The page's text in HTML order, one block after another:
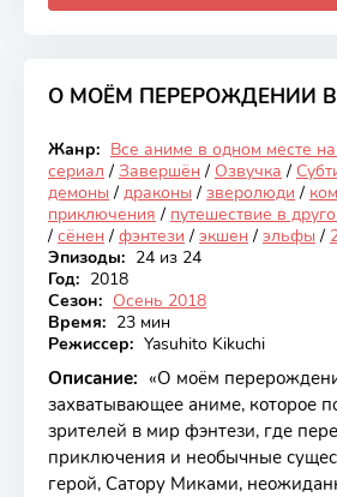
О МОЁМ ПЕРЕРОЖДЕНИИ
Закончен
8.13
Жанр: Все аниме в одном месте
сериал / Завершён / Озвучка /
демоны / драконы / зверолюди /
приключения / путешествие в
/ сёнен / фэнтези / экшен / эльфы /
Эпизоды: 24 из 24
Год: 2018
Сезон: Осень 2018
Время: 23 мин
Режиссер: Yasuhito Kikuchi
Описание: «О моём
захватывающее аниме, которое
зрителей в мир фэнтези, где
приключения и необычные
герой, Сатору Миками,